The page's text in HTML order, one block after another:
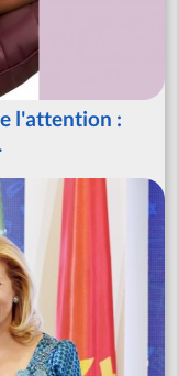
l'attention :